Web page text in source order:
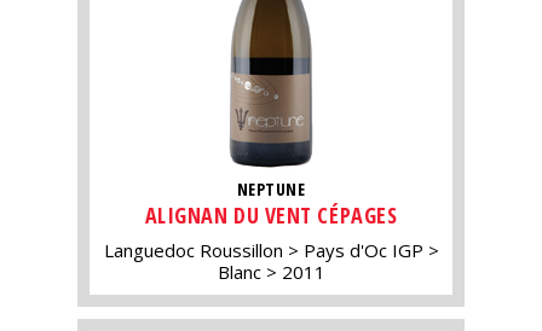
NEPTUNE
ALIGNAN DU VENT CÉPAGES
Languedoc Roussillon
Pays d'Oc IGP
Blanc
2011